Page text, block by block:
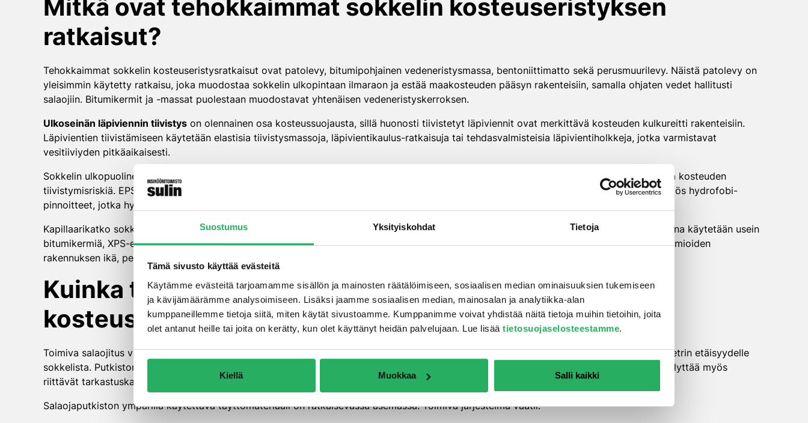
Suostumus Yksityiskohdat Tietoja
Tämä sivusto käyttää evästeitä
Käytämme evästeitä tarjoamamme sisällön ja mainosten räätälöimiseen, sosiaalisen median ominaisuuksien tukemiseen
ja kävijämäärämme analysoimiseen. Lisäksi jaamme sosiaalisen median, mainosalan ja analytiikka-alan
kumppaneillemme tietoja siitä, miten käytät sivustoamme. Kumppanimme voivat yhdistää näitä tietoja muihin tietoihin, joita
olet antanut heille tai joita on kerätty, kun olet käyttänyt heidän palvelujaan. Lue lisää tietosuojaselosteestamme.
Kiellä Muokkaa Salli kaikki
Mitkä ovat tehokkaimmat sokkelin kosteuseristyksen
ratkaisut?
Tehokkaimmat sokkelin kosteuseristysratkaisut ovat patolevy, bitumipohjainen vedeneristysmassa, bentoniittimatto sekä perusmuurilevy. Näistä patolevy on
yleisimmin käytetty ratkaisu, joka muodostaa sokkelin ulkopintaan ilmaraon ja estää maakosteuden pääsyn rakenteisiin, samalla ohjaten vedet hallitusti
salaojiin. Bitumikermit ja -massat puolestaan muodostavat yhtenäisen vedeneristyskerroksen.
Ulkoseinän läpiviennin tiivistys on olennainen osa kosteussuojausta, sillä huonosti tiivistetyt läpiviennit ovat merkittävä kosteuden kulkureitti rakenteisiin.
Läpivientien tiivistämiseen käytetään elastisia tiivistysmassoja, läpivientikaulus-ratkaisuja tai tehdasvalmisteisia läpivientiholkkeja, jotka varmistavat
vesitiiviyden pitkäaikaisesti.
Sokkelin ulkopuolinen lämmöneristys on tehokas tapa ehkäistä kosteusongelmia, sillä se nostaa sokkelin sisäpinnan lämpötilaa ja vähentää kosteuden
tiivistymisriskiä. EPS- tai XPS-levyt ovat yleisimpiä sokkelin lämmöneristysmateriaaleja. Pintakosteuden estoon toimivia ratkaisuja ovat myös hydrofobi-
pinnoitteet, jotka hylkivät vettä mutta sallivat rakenteen hengittää.
Kapillaarikatko sokkelin ja anturan välissä on kriittinen kosteuden hallintaratkaisu, joka estää maakosteuden nousun rakenteisiin. Materiaalina käytetään usein
bitumikermiä, XPS-eristettä tai erikoistapaukissa injektointimenetelmiä. Jokaisen kohteen kosteussuojaus tulisi suunnitella yksilöllisesti huomioiden
rakennuksen ikä, perustustyyppi ja ympäröivät maasto-olosuhteet.
Kuinka toimiva salaojitus toteutetaan sokkelin
kosteussuojauksessa?
Toimiva salaojitus vaatii oikeaa suunnittelua, jossa salaojaputket asennetaan anturan alapinnan tasoon tai sen alapuolelle, vähintään 0,5 metrin etäisyydelle
sokkelista. Putkiston kaltevuuden tulee olla vähintään 1:200, mikä takaa veden virtauksen ilman tukosten muodostumista. Järjestelmä edellyttää myös
riittävät tarkastuskaivot jokaiseen kulmaan ja 20-40 metrin välein.
Salaojaputkiston ympärillä käytettävä täyttömateriaali on ratkaisevassa asemassa. Toimiva järjestelmä vaatii: